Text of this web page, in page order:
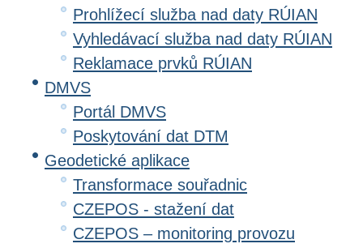
Prohlížecí služba nad daty RÚIAN
Vyhledávací služba nad daty RÚIAN
Reklamace prvků RÚIAN
DMVS
Portál DMVS
Poskytování dat DTM
Geodetické aplikace
Transformace souřadnic
CZEPOS - stažení dat
CZEPOS – monitoring provozu